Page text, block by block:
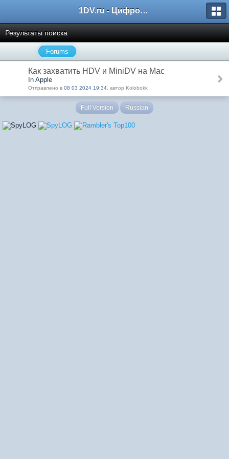
1DV.ru - Цифровое видео
Результаты поиска
Forums
Как захватить HDV и MiniDV на Mac
In Apple
Отправлено в 08 03 2024 19:34 , автор Kolobokk
Full Version Russian